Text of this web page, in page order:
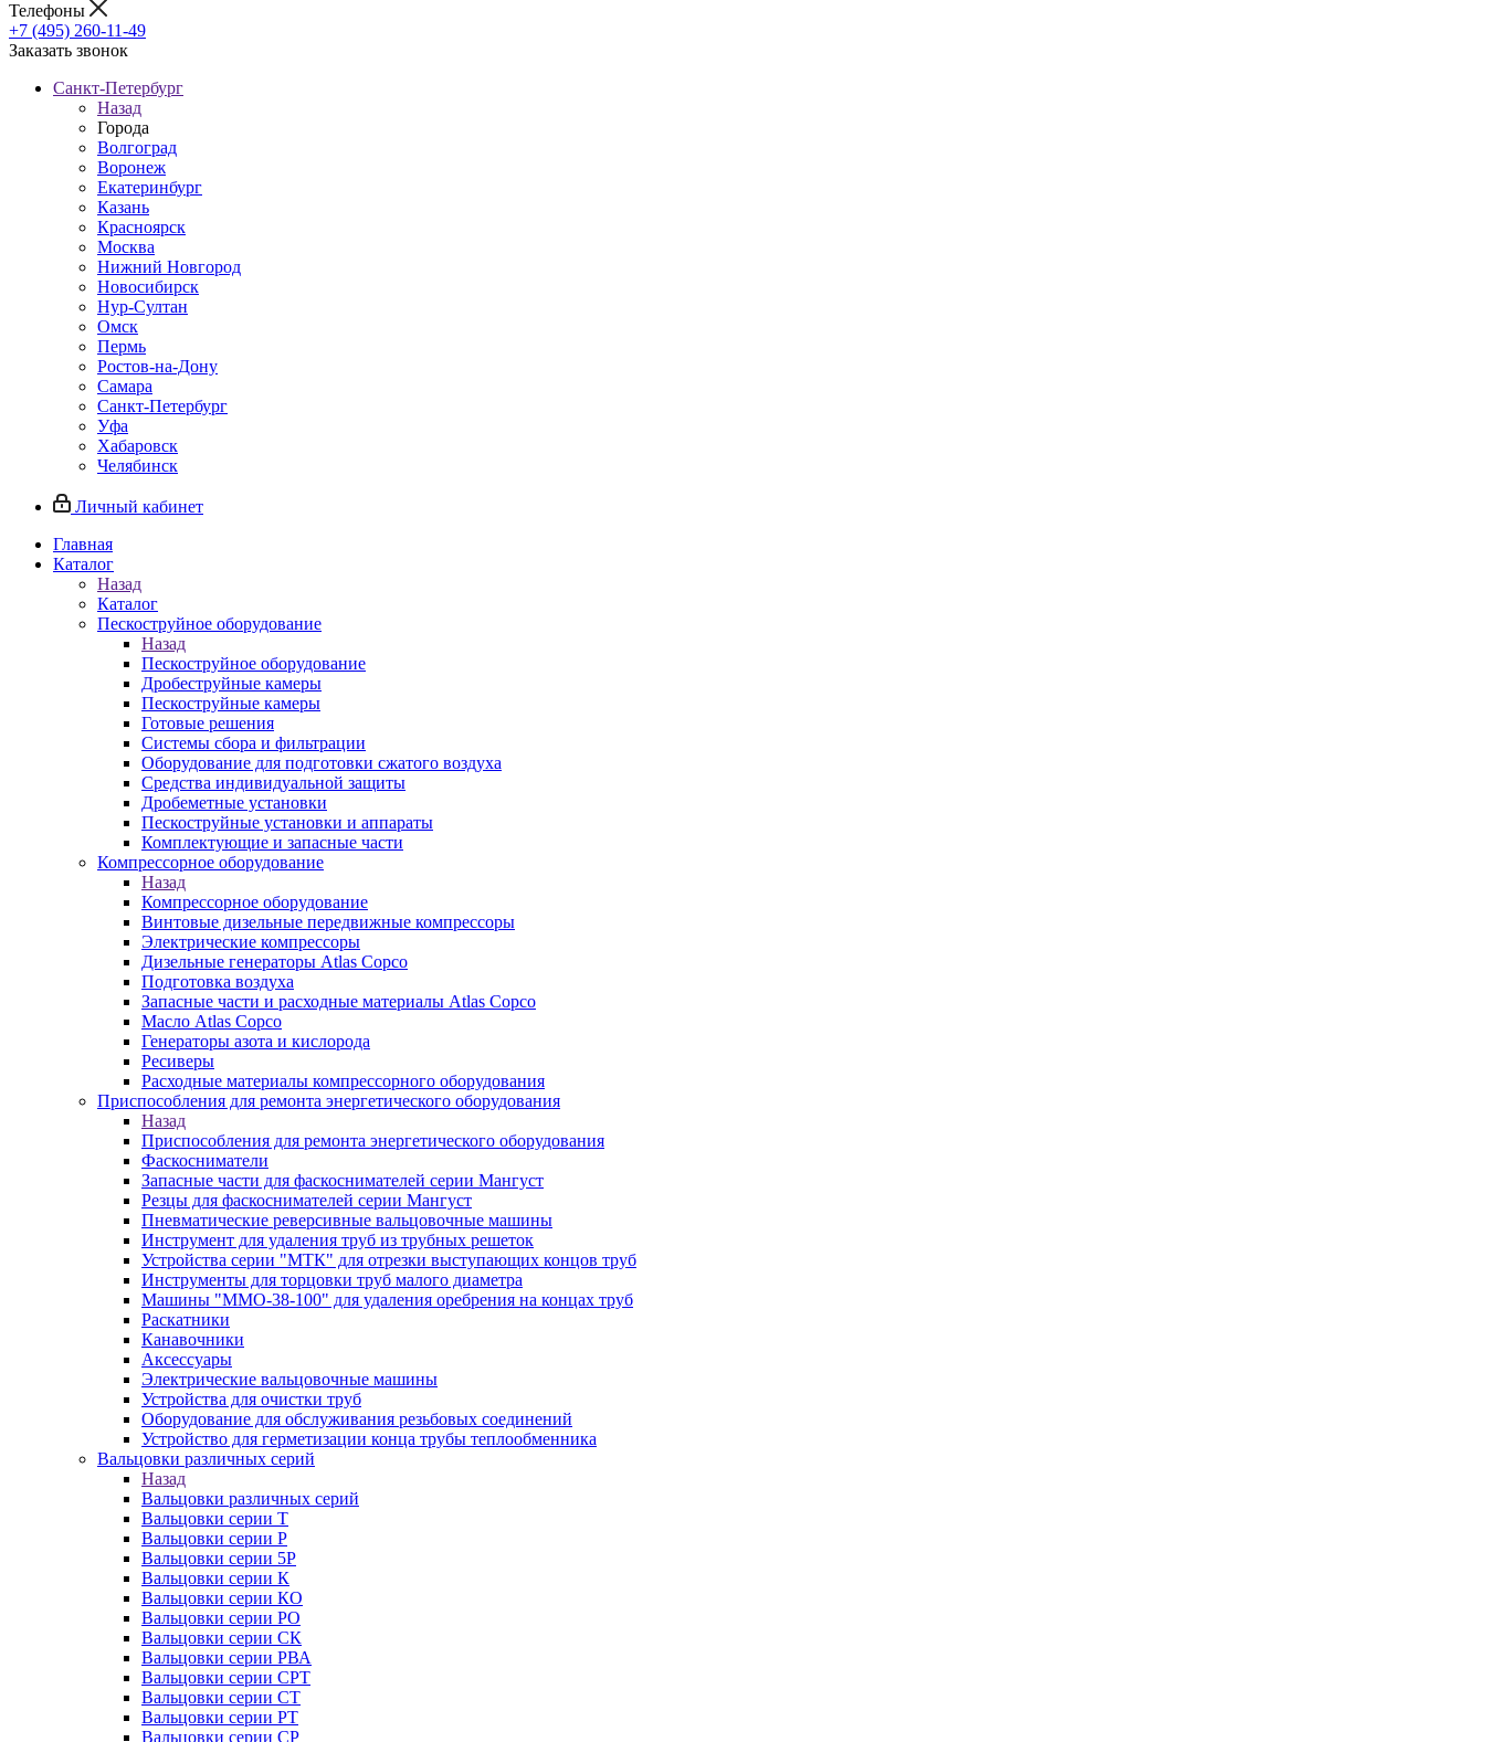
Телефоны
+7 (495) 260-11-49
Заказать звонок
Санкт-Петербург
Назад
Города
Волгоград
Воронеж
Екатеринбург
Казань
Красноярск
Москва
Нижний Новгород
Новосибирск
Нур-Султан
Омск
Пермь
Ростов-на-Дону
Самара
Санкт-Петербург
Уфа
Хабаровск
Челябинск
Личный кабинет
Главная
Каталог
Назад
Каталог
Пескоструйное оборудование
Назад
Пескоструйное оборудование
Дробеструйные камеры
Пескоструйные камеры
Готовые решения
Системы сбора и фильтрации
Оборудование для подготовки сжатого воздуха
Средства индивидуальной защиты
Дробеметные установки
Пескоструйные установки и аппараты
Комплектующие и запасные части
Компрессорное оборудование
Назад
Компрессорное оборудование
Винтовые дизельные передвижные компрессоры
Электрические компрессоры
Дизельные генераторы Atlas Copco
Подготовка воздуха
Запасные части и расходные материалы Atlas Copco
Масло Atlas Copco
Генераторы азота и кислорода
Ресиверы
Расходные материалы компрессорного оборудования
Приспособления для ремонта энергетического оборудования
Назад
Приспособления для ремонта энергетического оборудования
Фаскосниматели
Запасные части для фаскоснимателей серии Мангуст
Резцы для фаскоснимателей серии Мангуст
Пневматические реверсивные вальцовочные машины
Инструмент для удаления труб из трубных решеток
Устройства серии "МТК" для отрезки выступающих концов труб
Инструменты для торцовки труб малого диаметра
Машины "ММО-38-100" для удаления оребрения на концах труб
Раскатники
Канавочники
Аксессуары
Электрические вальцовочные машины
Устройства для очистки труб
Оборудование для обслуживания резьбовых соединений
Устройство для герметизации конца трубы теплообменника
Вальцовки различных серий
Назад
Вальцовки различных серий
Вальцовки серии Т
Вальцовки серии Р
Вальцовки серии 5Р
Вальцовки серии К
Вальцовки серии КО
Вальцовки серии РО
Вальцовки серии СК
Вальцовки серии РВА
Вальцовки серии СРТ
Вальцовки серии СТ
Вальцовки серии РТ
Вальцовки серии СР